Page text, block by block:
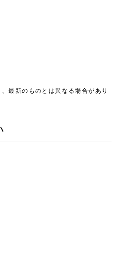
最新のものとは異なる場合があり